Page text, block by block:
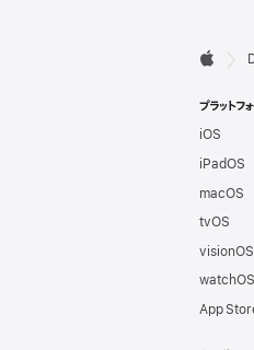
デ
ベ
ロ
ッ
パ
向

プラットフ
iOS
iPadOS
macOS
tvOS
visionOS
watchOS
App